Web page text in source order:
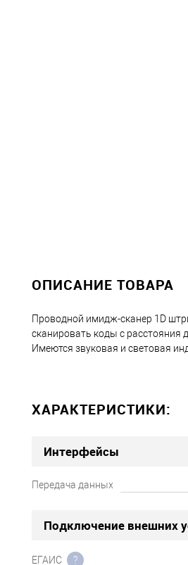
ОПИСАНИЕ ТОВАРА
Проводной имидж-сканер 1D
сканировать коды с расстояния
Имеются звуковая и световая
ХАРАКТЕРИСТИКИ:
Интерфейсы
Передача данных
Подключение внешних
ЕГАИС ?